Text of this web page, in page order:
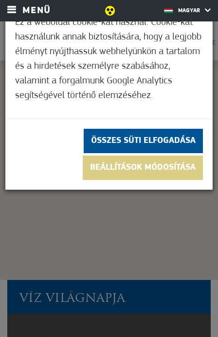
MENÜ MAGYAR
0
35,0°C
This page can't load Google Maps correctly.
Do you own this website? OK
VÍZ VILÁGNAPJA
Ez a weboldal cookie-kat használ. Cookie-kat
használunk annak biztosítására, hogy a legjobb
élményt nyújthassuk webhelyünkön a tartalom
és a hirdetések személyre szabásához,
valamint a forgalmunk Google Analytics
segítségével történő elemzéséhez.
ÖSSZES SÜTI ELFOGADÁSA
BEÁLLÍTÁSOK MÓDOSÍTÁSA